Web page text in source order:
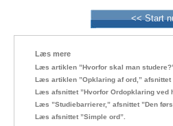
<< Start
Læs mere
Læs artiklen ”Hvorfor skal man
Læs artiklen ”Opklaring af ord,” afsnittet
Læs afsnittet ”Hvorfor Ordopklaring
Læs ”Studiebarrierer,” afsnittet ”Den
Læs afsnittet ”Simple ord”.